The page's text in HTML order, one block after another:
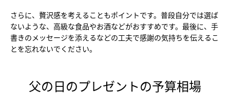
さらに、贅沢感を考えることもポイントです。普段自分では選ば
ないような、高級な食品やお酒などがおすすめです。最後に、手
書きのメッセージを添えるなどの工夫で感謝の気持ちを伝えるこ
とを忘れないでください。
父の日のプレゼントの予算相場